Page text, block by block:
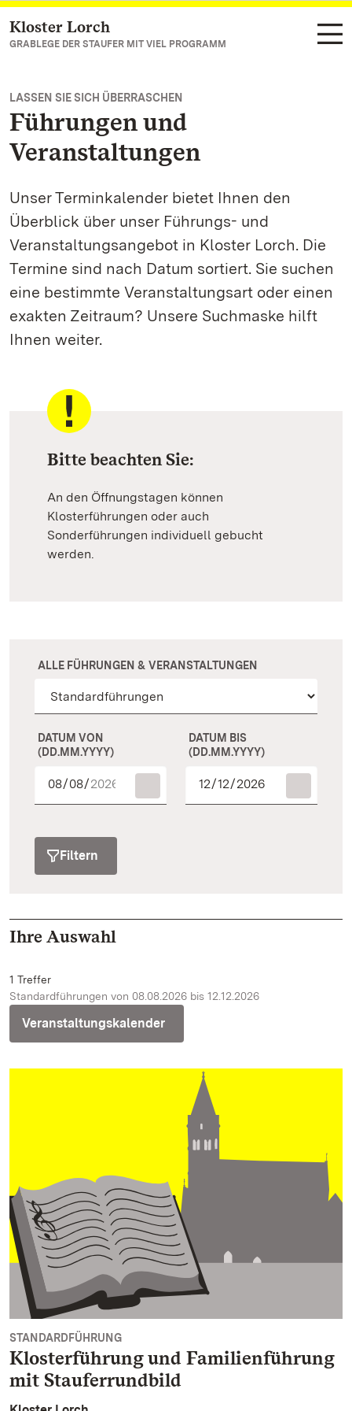
Zum Hauptinhalt springen
Kloster Lorch
GRABLEGE DER STAUFER MIT VIEL PROGRAMM
LASSEN SIE SICH ÜBERRASCHEN
Führungen und
Veranstaltungen
Unser Terminkalender bietet Ihnen den
Überblick über unser Führungs- und
Veranstaltungsangebot in Kloster Lorch. Die
Termine sind nach Datum sortiert. Sie suchen
eine bestimmte Veranstaltungsart oder einen
exakten Zeitraum? Unsere Suchmaske hilft
Ihnen weiter.
Bitte beachten Sie:
An den Öffnungstagen können
Klosterführungen oder auch
Sonderführungen individuell gebucht
werden.
ALLE FÜHRUNGEN & VERANSTALTUNGEN
DATUM VON
(DD.MM.YYYY)
DATUM BIS
(DD.MM.YYYY)
Filtern
Ihre Auswahl
1 Treffer
Standardführungen von 08.08.2026 bis 12.12.2026
Veranstaltungskalender
STANDARDFÜHRUNG
Klosterführung und Familienführung
mit Stauferrundbild